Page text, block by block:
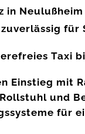
in Neulußheim
für
Taxi
Einstieg mit
und
für